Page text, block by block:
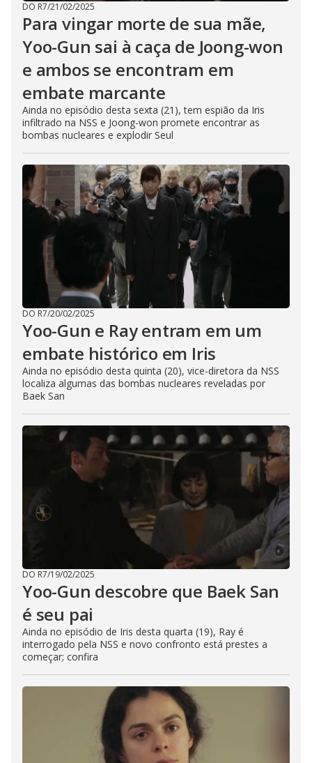
DO R7/21/02/2025
Para vingar morte de sua mãe,
Yoo-Gun sai à caça de Joong-won
e ambos se encontram em
embate marcante
Ainda no episódio desta sexta (21), tem espião da Iris
infiltrado na NSS e Joong-won promete encontrar as
bombas nucleares e explodir Seul
DO R7/20/02/2025
Yoo-Gun e Ray entram em um
embate histórico em Iris
Ainda no episódio desta quinta (20), vice-diretora da NSS
localiza algumas das bombas nucleares reveladas por
Baek San
DO R7/19/02/2025
Yoo-Gun descobre que Baek San
é seu pai
Ainda no episódio de Iris desta quarta (19), Ray é
interrogado pela NSS e novo confronto está prestes a
começar; confira